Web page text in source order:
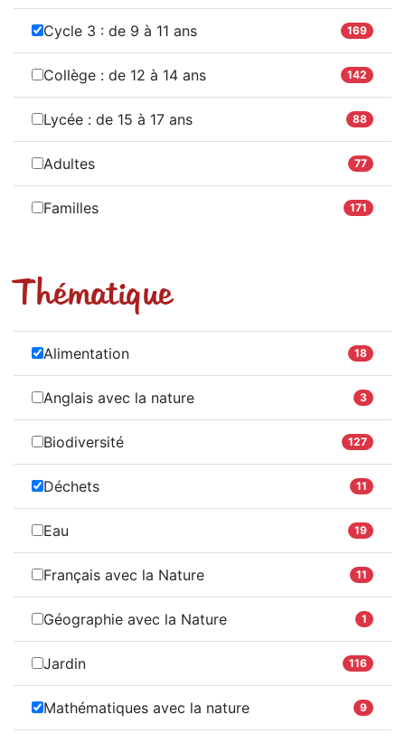
Cycle 3 : de 9 à 11 ans 169
Collège : de 12 à 14 ans 142
Lycée : de 15 à 17 ans 88
Adultes 77
Familles 171
Thématique
Alimentation 18
Anglais avec la nature 3
Biodiversité 127
Déchets 11
Eau 19
Français avec la Nature 11
Géographie avec la Nature 1
Jardin 116
Mathématiques avec la nature 9